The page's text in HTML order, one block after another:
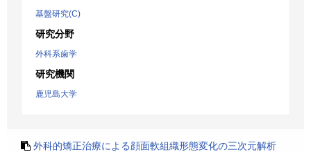
基盤研究(C)
研究分野
外科系歯学
研究機関
鹿児島大学
外科的矯正治療による顔面軟組織形態変化の三次元解析